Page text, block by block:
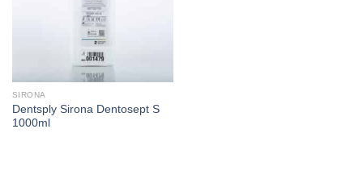
SIRONA
Dentsply Sirona Dentosept S
1000ml